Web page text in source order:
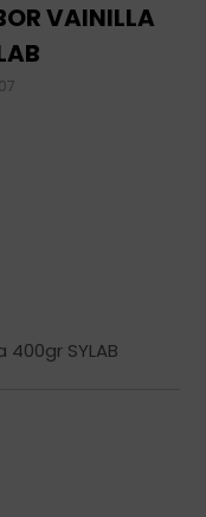
VAINILLA
400gr SYLAB